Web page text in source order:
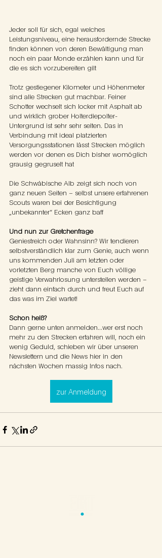
Jeder soll für sich, egal welches
Leistungsniveau, eine herausfordernde Strecke
finden können von deren Bewältigung man
noch ein paar Monde erzählen kann und für
die es sich vorzubereiten gilt
Trotz gestiegener Kilometer und Höhenmeter
sind alle Strecken gut machbar. Feiner
Schotter wechselt sich locker mit Asphalt ab
und wirklich grober Holterdiepolter-
Untergrund ist sehr sehr selten. Das in
Verbindung mit ideal platzierten
Versorgungsstationen lässt Strecken möglich
werden vor denen es Dich bisher womöglich
grausig gegruselt hat
Die Schwäbische Alb zeigt sich noch von
ganz neuen Seiten – selbst unsere erfahrenen
Scouts waren bei der Besichtigung
„unbekannter“ Ecken ganz baff
Und nun zur Gretchenfrage
Geniestreich oder Wahnsinn? Wir tendieren
selbstverständlich klar zum Genie, auch wenn
uns kommenden Juli am letzten oder
vorletzten Berg manche von Euch völlige
geistige Verwahrlosung unterstellen werden –
zieht dann einfach durch und freut Euch auf
das was im Ziel wartet!
Schon heiß?
Dann gerne unten anmelden...wer erst noch
mehr zu den Strecken erfahren will, noch ein
wenig Geduld, schieben wir über unseren
Newslettern und die News hier in den
nächsten Wochen massig Infos nach.
zur Anmeldung